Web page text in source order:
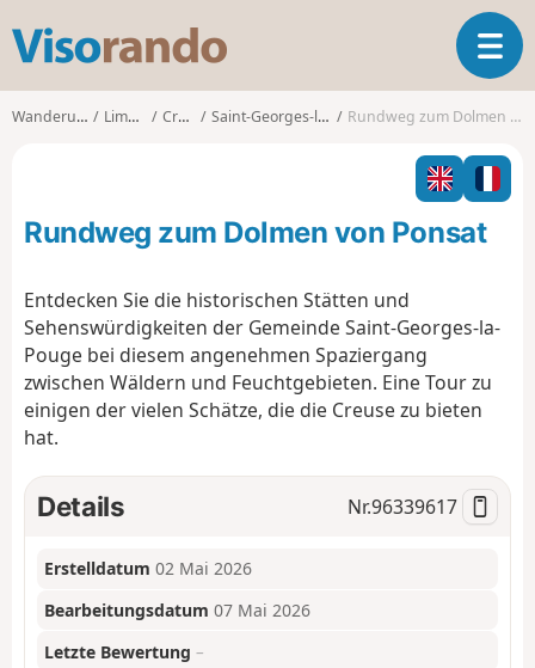
s
o
o
T
o
l
n
a
i
Wanderungen Limousin Creuse Saint-Georges-la-Pouge Rundweg zum Dolmen von Ponsat
Rundweg zum Dolmen von Ponsat
Entdecken Sie die historischen Stätten und
Sehenswürdigkeiten der Gemeinde Saint-Georges-la-
Pouge bei diesem angenehmen Spaziergang
zwischen Wäldern und Feuchtgebieten. Eine Tour zu
einigen der vielen Schätze, die die Creuse zu bieten
hat.
Details Nr.96339617
Erstelldatum 02 Mai 2026
Bearbeitungsdatum 07 Mai 2026
Letzte Bewertung –